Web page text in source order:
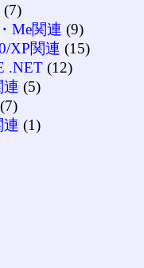
(7)
Me関連 (9)
XP関連 (15)
.NET (12)
連 (5)
(7)
連 (1)